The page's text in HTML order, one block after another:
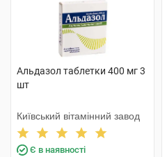
Альдазол таблетки 400 мг 3
шт
Київський вітамінний завод
Є в наявності